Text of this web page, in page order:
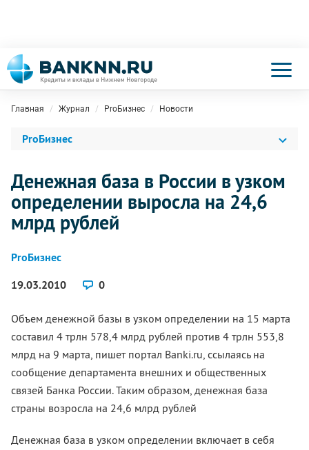
Главная Журнал ProБизнес Новости
ProБизнес
Денежная база в России в узком
определении выросла на 24,6
млрд рублей
ProБизнес
19.03.2010
0
Объем денежной базы в узком определении на 15 марта
составил 4 трлн 578,4 млрд рублей против 4 трлн 553,8
млрд на 9 марта, пишет портал Banki.ru, ссылаясь на
сообщение департамента внешних и общественных
связей Банка России. Таким образом, денежная база
страны возросла на 24,6 млрд рублей
Денежная база в узком определении включает в себя